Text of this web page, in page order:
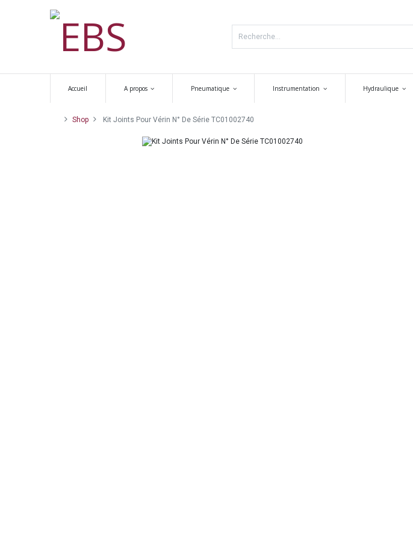
Accueil A propos Pneumatique Instrumentation Hydraulique
Shop Kit Joints Pour Vérin N° De Série TC01002740